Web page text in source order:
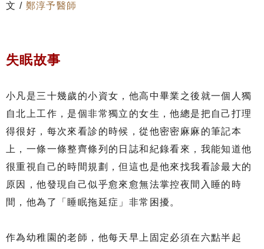
文 / 鄭淳予醫師
失眠故事
小凡是三十幾歲的小資女，他高中畢業之後就一個人獨
自北上工作，是個非常獨立的女生，他總是把自己打理
得很好，每次來看診的時候，從他密密麻麻的筆記本
上，一條一條整齊條列的日誌和紀錄看來，我能知道他
很重視自己的時間規劃，但這也是他來找我看診最大的
原因，他發現自己似乎愈來愈無法掌控夜間入睡的時
間，他為了「睡眠拖延症」非常困擾。
作為幼稚園的老師，他每天早上固定必須在六點半起